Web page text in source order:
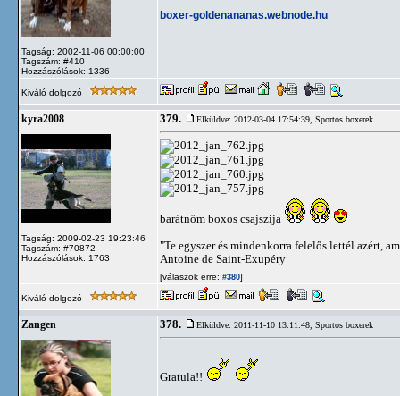
Tagság: 2002-11-06 00:00:00
Tagszám: #410
Hozzászólások: 1336
boxer-goldenananas.webnode.hu
Kiváló dolgozó
kyra2008
Tagság: 2009-02-23 19:23:46
Tagszám: #70872
Hozzászólások: 1763
379. Elküldve: 2012-03-04 17:54:39, Sportos boxerek
barátnőm boxos csajszija
"Te egyszer és mindenkorra felelős lettél azért,
Antoine de Saint-Exupéry
[válaszok erre: #380]
Kiváló dolgozó
Zangen 378. Elküldve: 2011-11-10 13:11:48, Sportos boxerek
Gratula!!